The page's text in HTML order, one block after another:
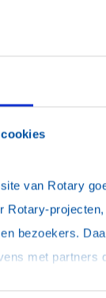
van Rotary
Rotary-
bezoekers.
zijn
weet nog
We
en